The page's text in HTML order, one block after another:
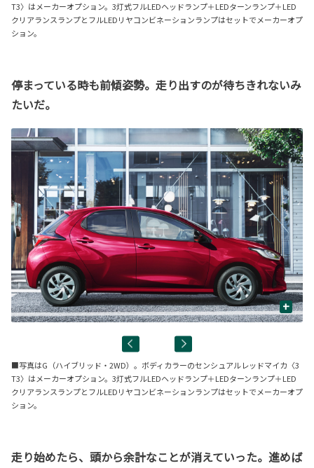
T3〉はメーカーオプション。3灯式フルLEDヘッドランプ＋LEDターンランプ＋LED
クリアランスランプとフルLEDリヤコンビネーションランプはセットでメーカーオプ
ション。
停まっている時も前傾姿勢。走り出すのが待ちきれないみ
たいだ。
+
■写真はG（ハイブリッド・2WD）。ボディカラーのセンシュアルレッドマイカ〈3
T3〉はメーカーオプション。3灯式フルLEDヘッドランプ＋LEDターンランプ＋LED
クリアランスランプとフルLEDリヤコンビネーションランプはセットでメーカーオプ
ション。
走り始めたら、頭から余計なことが消えていった。進めば